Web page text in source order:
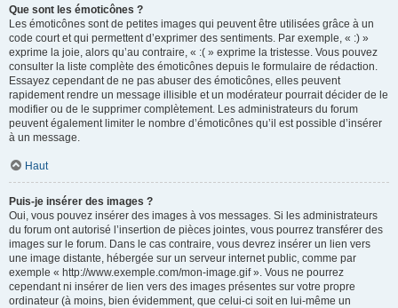
Que sont les émoticônes ?
Les émoticônes sont de petites images qui peuvent être utilisées grâce à un
code court et qui permettent d’exprimer des sentiments. Par exemple, « :) »
exprime la joie, alors qu’au contraire, « :( » exprime la tristesse. Vous pouvez
consulter la liste complète des émoticônes depuis le formulaire de rédaction.
Essayez cependant de ne pas abuser des émoticônes, elles peuvent
rapidement rendre un message illisible et un modérateur pourrait décider de le
modifier ou de le supprimer complètement. Les administrateurs du forum
peuvent également limiter le nombre d’émoticônes qu’il est possible d’insérer
à un message.
Haut
Puis-je insérer des images ?
Oui, vous pouvez insérer des images à vos messages. Si les administrateurs
du forum ont autorisé l’insertion de pièces jointes, vous pourrez transférer des
images sur le forum. Dans le cas contraire, vous devrez insérer un lien vers
une image distante, hébergée sur un serveur internet public, comme par
exemple « http://www.exemple.com/mon-image.gif ». Vous ne pourrez
cependant ni insérer de lien vers des images présentes sur votre propre
ordinateur (à moins, bien évidemment, que celui-ci soit en lui-même un